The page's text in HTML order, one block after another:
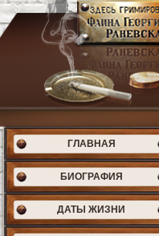
ГЛАВНАЯ
БИОГРАФИЯ
ДАТЫ ЖИЗНИ